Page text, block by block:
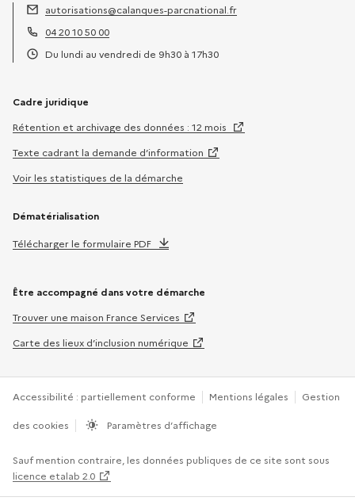
Adresse électronique :
autorisations@calanques-parcnational.fr
Téléphone :
04 20 10 50 00
Du lundi au vendredi de 9h30 à 17h30
Cadre juridique
Rétention et archivage des données : 12 mois
Texte cadrant la demande d’information
Voir les statistiques de la démarche
Dématérialisation
Télécharger le formulaire PDF
Être accompagné dans votre démarche
Trouver une maison France Services
Carte des lieux d’inclusion numérique
Accessibilité : partiellement conforme Mentions légales Gestion
des cookies Paramètres d’affichage
Sauf mention contraire, les données publiques de ce site sont sous
licence etalab 2.0